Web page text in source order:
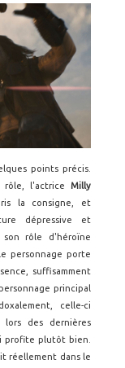
points précis.
rôle, l'actrice Milly
la consigne, et
dépressive et
son rôle d'héroïne
personnage porte
suffisamment
principal
celle-ci
des dernières
profite plutôt bien.
réellement dans le